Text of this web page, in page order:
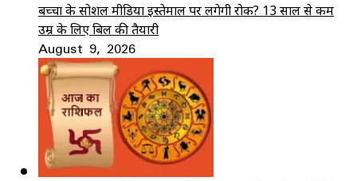
बच्चों के सोशल मीडिया इस्तेमाल पर लगेगी रोक? 13 साल से कम
उम्र के लिए बिल की तैयारी
August 9, 2026